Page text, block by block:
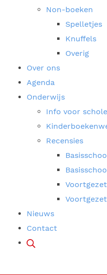
Non-boeken
Spelletjes
Knuffels
Overig
Over ons
Agenda
Onderwijs
Info voor
Recensies
Nieuws
Contact